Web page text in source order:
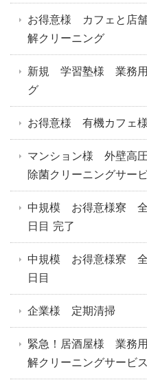
お得意様 カフェと店
解クリーニング
新規 学習塾様 業務用
グ
お得意様 有機カフェ
マンション様 外壁高
除菌クリーニングサー
中規模 お得意様寮 全
日目 完了
中規模 お得意様寮 全
日目
企業様 定期清掃
緊急！居酒屋様 業務
解クリーニングサービス